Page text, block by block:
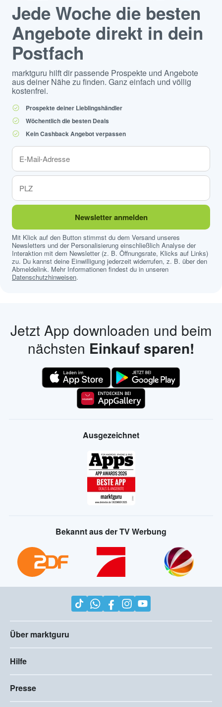
Jede Woche die besten
Angebote direkt in dein
Postfach
marktguru hilft dir passende Prospekte und Angebote
aus deiner Nähe zu finden. Ganz einfach und völlig
kostenfrei.
Prospekte deiner Lieblingshändler
Wöchentlich die besten Deals
Kein Cashback Angebot verpassen
Newsletter anmelden
Mit Klick auf den Button stimmst du dem Versand unseres
Newsletters und der Personalisierung einschließlich Analyse der
Interaktion mit dem Newsletter (z. B. Öffnungsrate, Klicks auf Links)
zu. Du kannst deine Einwilligung jederzeit widerrufen, z. B. über den
Abmeldelink. Mehr Informationen findest du in unseren
Datenschutzhinweisen.
Jetzt App downloaden und beim
nächsten Einkauf sparen!
Ausgezeichnet
Bekannt aus der TV Werbung
Über marktguru
Hilfe
Presse